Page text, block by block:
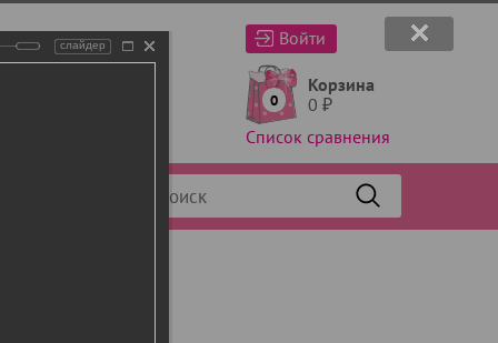
Войти
0
Корзина
0 ₽
Список сравнения
слайдер